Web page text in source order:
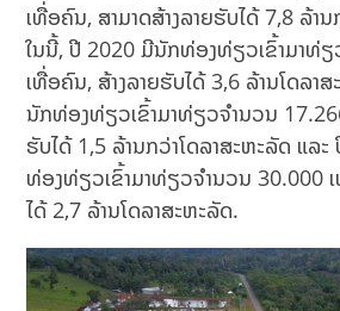
ເທື່ອຄົນ, ສາມາດສ້າງລາຍຮັບໄດ້ 7,8 ລ້າ
ໃນນີ້, ປີ 2020 ມີນັກທ່ອງທ່ຽວເຂົ້າມາທ່
ເທື່ອຄົນ, ສ້າງລາຍຮັບໄດ້ 3,6 ລ້ານໂດລາ
ນັກ​ທ່ອງ​ທ່ຽວ​ເຂົ້າ​ມາ​ທ່ຽວ​ຈໍານວນ
ຮັບໄດ້ 1,5 ລ້ານກວ່າໂດລາສະຫະລັດ ແລ
ທ່ອງທ່ຽວເຂົ້າມາທ່ຽວຈໍານວນ 30.000
ໄດ້ 2,7 ລ້ານໂດລາສະຫະລັດ.